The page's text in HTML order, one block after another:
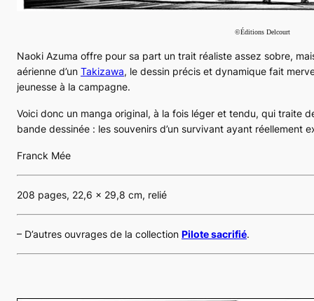
©Éditions Delcourt
Naoki Azuma offre pour sa part un trait réaliste assez sobre,
aérienne d’un Takizawa, le dessin précis et dynamique fait
jeunesse à la campagne.
Voici donc un manga original, à la fois léger et tendu, qui traite
bande dessinée : les souvenirs d’un survivant ayant réellement
Franck Mée
208 pages, 22,6 x 29,8 cm, relié
– D’autres ouvrages de la collection Pilote sacrifié.